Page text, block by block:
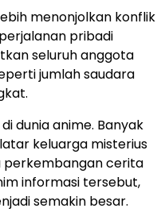
menonjolkan konflik
pribadi
seluruh anggota
jumlah saudara
dunia anime. Banyak
keluarga misterius
perkembangan cerita
informasi tersebut,
semakin besar.